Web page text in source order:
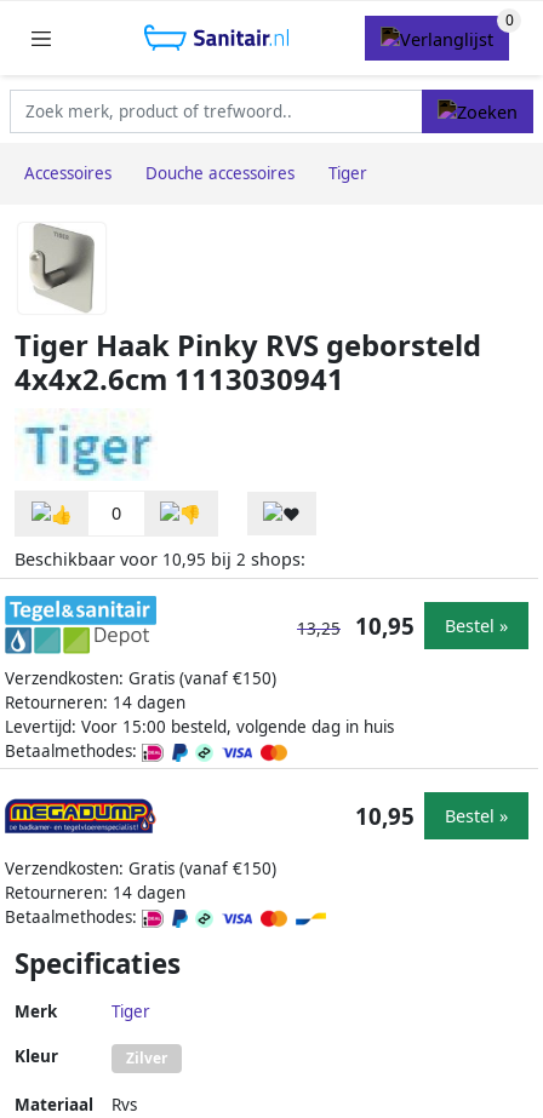
Accessoires Douche accessoires Tiger
Tiger Haak Pinky RVS geborsteld
4x4x2.6cm 1113030941
0
Beschikbaar voor 10,95 bij 2 shops:
Verzendkosten: Gratis (vanaf €150)
Retourneren: 14 dagen
Levertijd: Voor 15:00 besteld, volgende dag in huis
Betaalmethodes:
13,25 10,95 Bestel »
Verzendkosten: Gratis (vanaf €150)
Retourneren: 14 dagen
Betaalmethodes:
10,95 Bestel »
Specificaties
Merk Tiger
Kleur Zilver
Materiaal Rvs